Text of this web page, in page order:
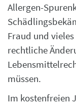
Allergen-
Fraud und
rechtliche
müssen.
Im kostenfreien